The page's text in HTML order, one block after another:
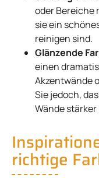
oder Bereiche
sie ein
reinigen sind.
Glänzende
einen
Akzentwände
Sie jedoch,
Wände
richtige